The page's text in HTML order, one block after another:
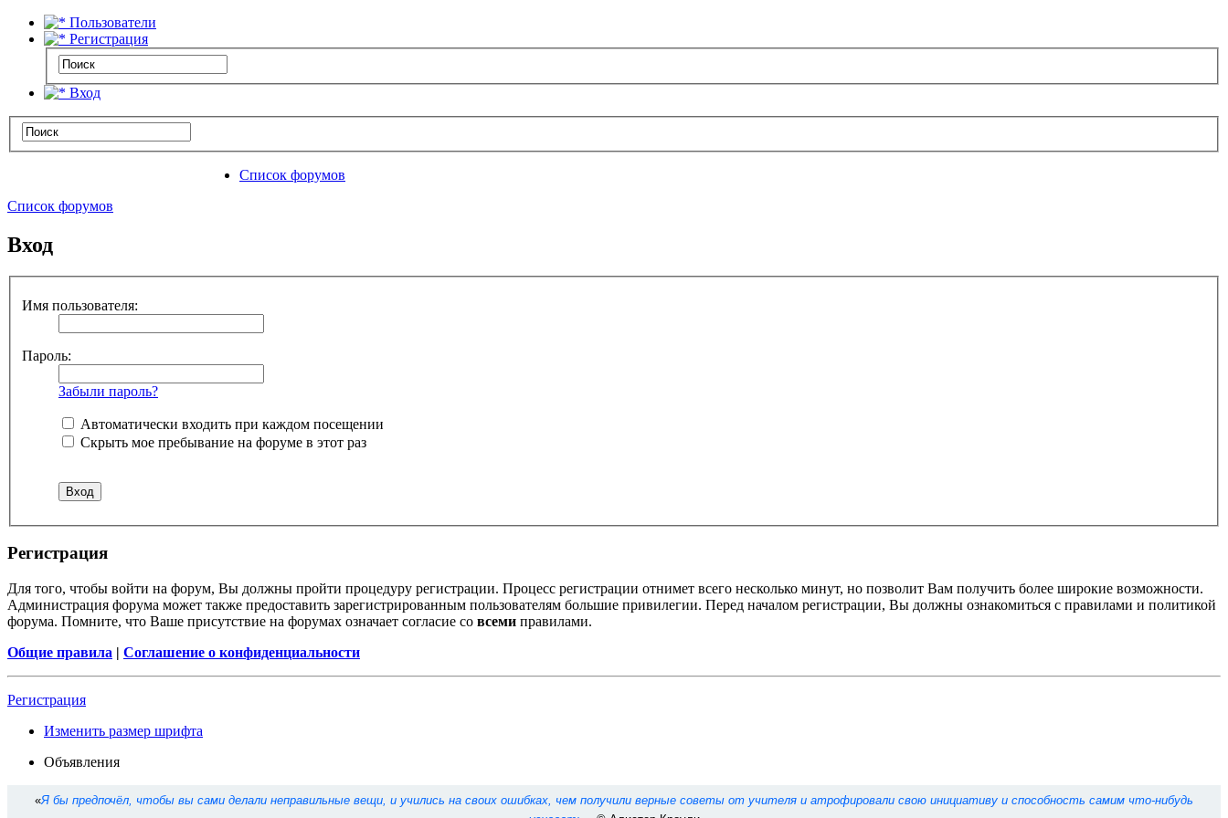
Пользователи
Регистрация
Вход
Список форумов
Список форумов
Вход
Имя пользователя:
Пароль:
Забыли пароль?
Автоматически входить при каждом посещении
Скрыть мое пребывание на форуме в этот раз
Регистрация
Для того, чтобы войти на форум, Вы должны пройти процедуру регистрации. Процесс регистрации отнимет всего несколько минут, но позволит Вам получить более широкие возможности.
Администрация форума может также предоставить зарегистрированным пользователям большие привилегии. Перед началом регистрации, Вы должны ознакомиться с правилами и политикой
форума. Помните, что Ваше присутствие на форумах означает согласие со всеми правилами.
Общие правила | Соглашение о конфиденциальности
Регистрация
Изменить размер шрифта
Объявления
«Я бы предпочёл, чтобы вы сами делали неправильные вещи, и учились на своих ошибках, чем получили верные советы от учителя и атрофировали свою инициативу и способность самим что-нибудь